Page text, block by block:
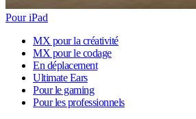
Pour iPad
MX pour la créativité
MX pour le codage
En déplacement
Ultimate Ears
Pour le gaming
Pour les professionnels